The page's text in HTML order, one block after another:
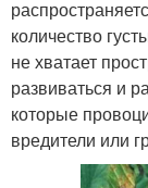
количество
не хватает
развиваться и
которые
вредители или